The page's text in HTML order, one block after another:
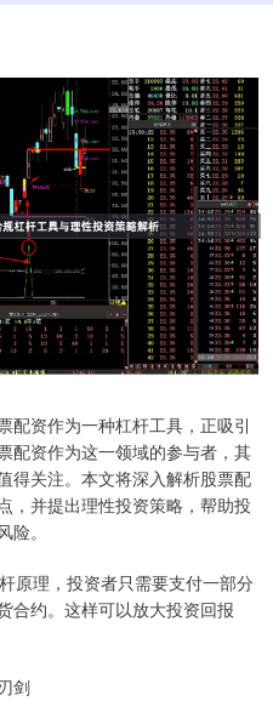
配资作为一种杠杆工具，正吸引
配资作为这一领域的参与者，其
得关注。本文将深入解析股票配
，并提出理性投资策略，帮助投
。
原理，投资者只需要支付一部分
合约。这样可以放大投资回报
剑